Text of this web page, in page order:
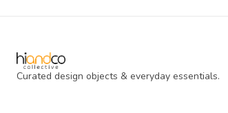
Curated design objects & everyday essentials.